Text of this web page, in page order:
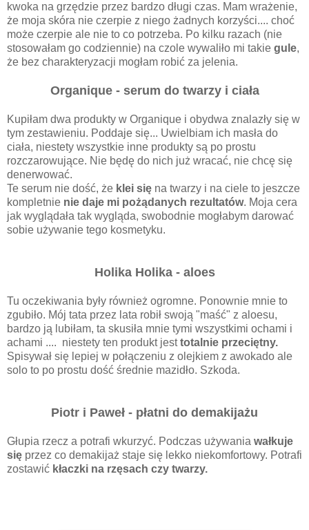
kwoka na grzędzie przez bardzo długi czas. Mam wrażenie,
że moja skóra nie czerpie z niego żadnych korzyści.... choć
może czerpie ale nie to co potrzeba. Po kilku razach (nie
stosowałam go codziennie) na czole wywaliło mi takie gule,
że bez charakteryzacji mogłam robić za jelenia.
Organique - serum do twarzy i ciała
Kupiłam dwa produkty w Organique i obydwa znalazły się w
tym zestawieniu. Poddaje się... Uwielbiam ich masła do
ciała, niestety wszystkie inne produkty są po prostu
rozczarowujące. Nie będę do nich już wracać, nie chcę się
denerwować.
Te serum nie dość, że klei się na twarzy i na ciele to jeszcze
kompletnie nie daje mi pożądanych rezultatów. Moja cera
jak wyglądała tak wygląda, swobodnie mogłabym darować
sobie używanie tego kosmetyku.
Holika Holika - aloes
Tu oczekiwania były również ogromne. Ponownie mnie to
zgubiło. Mój tata przez lata robił swoją "maść" z aloesu,
bardzo ją lubiłam, ta skusiła mnie tymi wszystkimi ochami i
achami .... niestety ten produkt jesttotalnie przeciętny.
Spisywał się lepiej w połączeniu z olejkiem z awokado ale
solo to po prostu dość średnie mazidło. Szkoda.
Piotr i Paweł - płatni do demakijażu
Głupia rzecz a potrafi wkurzyć. Podczas używania wałkuje
się przez co demakijaż staje się lekko niekomfortowy. Potrafi
zostawić kłaczki na rzęsach czy twarzy.